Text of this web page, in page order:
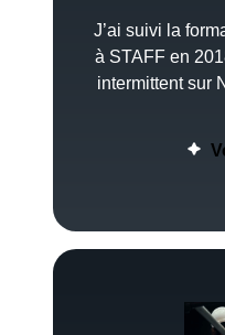
J’ai suivi la
à STAFF en
intermittent sur